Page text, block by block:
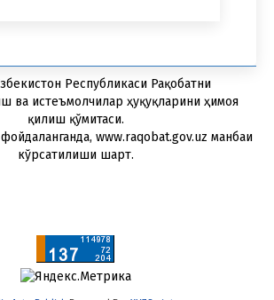
Республикаси Рақобатни
ва истеъмолчилар ҳуқуқларини ҳимоя
қилиш қўмитаси.
www.raqobat.gov.uz манбаи
кўрсатилиши шарт.